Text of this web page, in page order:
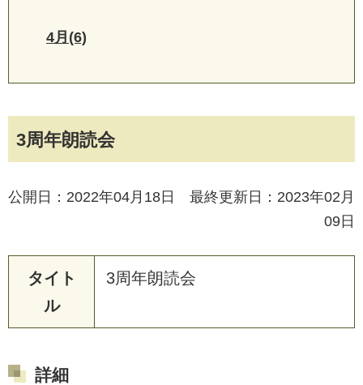
3周年朗読会
公開日：2022年04月18日 最終更新日：2023年02月
09日
タイト
ル
3周年朗読会
詳細
4月(6)